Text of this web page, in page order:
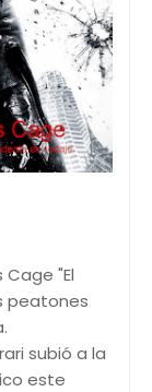
"El
peatones
subió a la
este